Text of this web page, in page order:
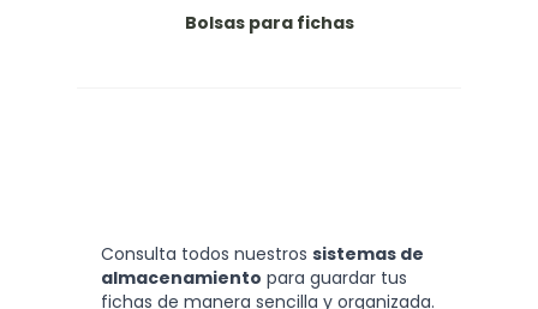
Bolsas para fichas
Consulta todos nuestros sistemas de
almacenamiento para guardar tus
fichas de manera sencilla y organizada.